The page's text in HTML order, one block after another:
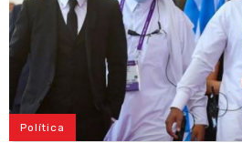
Política